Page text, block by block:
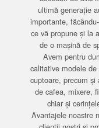
ultimă generație
importante,
ce vă propune și la
de o mașină de
Avem pentru
calitative modele
cuptoare, precum
de cafea, mixere,
chiar și
Avantajele noastre